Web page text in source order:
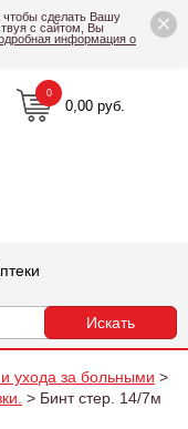
×
чтобы сделать Вашу
с сайтом, Вы
информация о
0,00 руб.
0
ухода за больными >
> Бинт стер. 14/7м